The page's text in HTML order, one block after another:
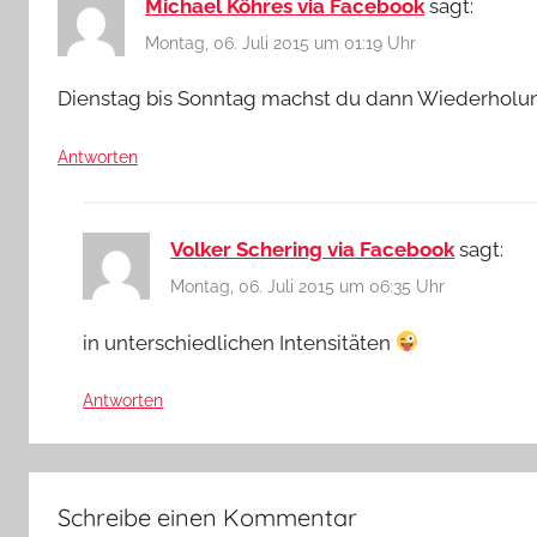
Michael Köhres via Facebook sagt:
Montag, 06. Juli 2015 um 01:19 Uhr
Dienstag bis Sonntag machst du dann
Antworten
Volker Schering via Facebook sagt:
Montag, 06. Juli 2015 um 06:35 Uhr
in unterschiedlichen Intensitäten
Antworten
Schreibe einen Kommentar